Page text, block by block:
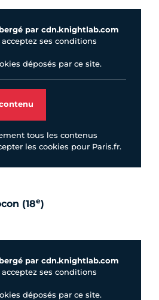
par cdn.knightlab.com
ses conditions
déposés par ce site.
tous les contenus
les cookies pour Paris.fr.
(18e)
par cdn.knightlab.com
ses conditions
déposés par ce site.